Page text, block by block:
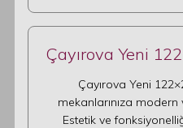
Çayırova Yeni
Çayırova Yeni
mekanlarınıza modern
Estetik ve